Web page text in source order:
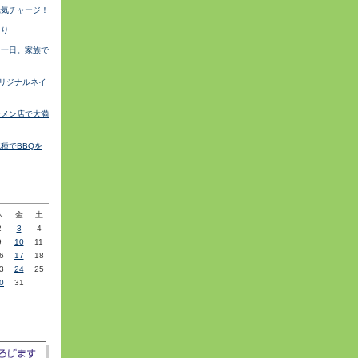
チャージ！
日。家族で
ジナルネイ
ン店で大満
でBBQを
金
土
3
4
10
11
17
18
24
25
31